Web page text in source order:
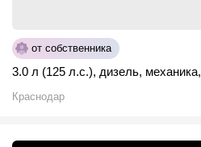
от собственника
3.0 л (125 л.с.), дизель, механика,
Краснодар